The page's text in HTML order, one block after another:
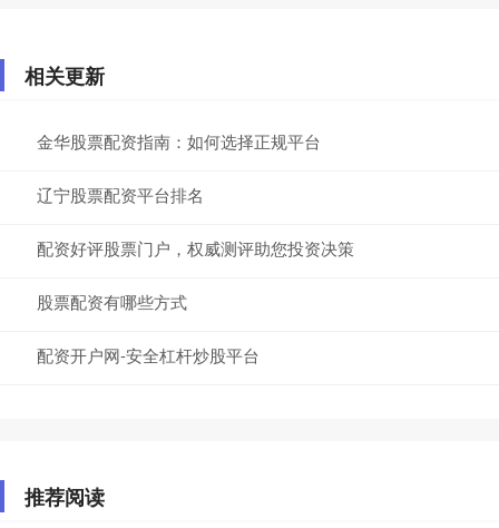
相关更新
金华股票配资指南：如何选择正规平台
辽宁股票配资平台排名
配资好评股票门户，权威测评助您投资决策
股票配资有哪些方式
配资开户网-安全杠杆炒股平台
推荐阅读